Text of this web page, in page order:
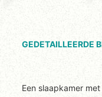
GEDETAILLEERDE
Een slaapkamer met 1 tweepersoonsbed (160cm x